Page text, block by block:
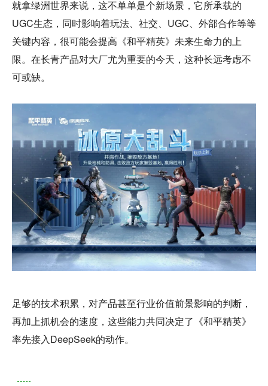
就拿绿洲世界来说，这不单单是个新场景，它所承载的
UGC生态，同时影响着玩法、社交、UGC、外部合作等等
关键内容，很可能会提高《和平精英》未来生命力的上
限。在长青产品对大厂尤为重要的今天，这种长远考虑不
可或缺。
足够的技术积累，对产品甚至行业价值前景影响的判断，
再加上抓机会的速度，这些能力共同决定了《和平精英》
率先接入DeepSeek的动作。